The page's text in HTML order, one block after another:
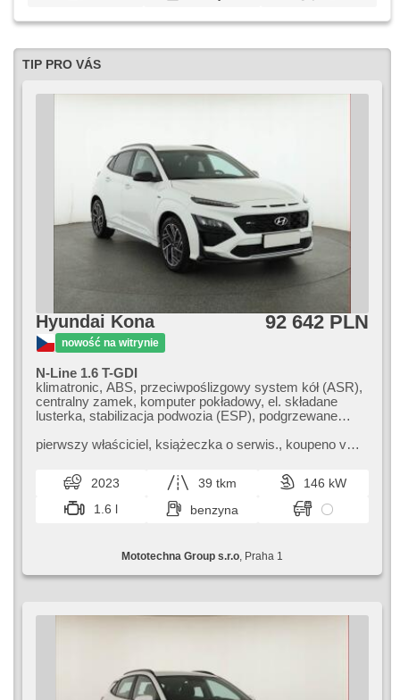
TIP PRO VÁS
Hyundai Kona
nowość na witrynie
92 642 PLN
N-Line 1.6 T-GDI
klimatronic, ABS, przeciwpoślizgowy system kół (ASR),
centralny zamek, komputer pokładowy, el. składane
lusterka, stabilizacja podwozia (ESP), podgrzewane
opon, USB, 6x poduszka powietrzna, podgrzewana
el. lusterka, wspomaganie układu kierowniczego, el.
opuszczane szyby, relingi dachowe, radio fabryczne,
automat, napęd 4x4
pierwszy właściciel,​ książeczka o serwis.,​ koupeno v
2023 39 tkm
146 kW
1.6 l
benzyna
Mototechna Group s.r.o , Praha 1